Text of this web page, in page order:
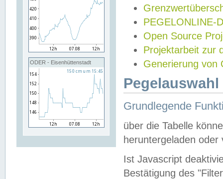
ODER - Eisenhüttenstadt
PEGELONLINE-
Open Source
Projektarbeit zur
Generierung von
Grundlegende
über die Tabelle
heruntergeladen oder
Ist Javascript
Bestätigung des